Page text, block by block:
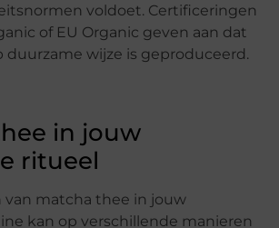
voldoet. Certificeringen
of EU Organic geven aan dat
duurzame wijze is geproduceerd.
in jouw
ritueel
van matcha thee in jouw
kan op verschillende manieren